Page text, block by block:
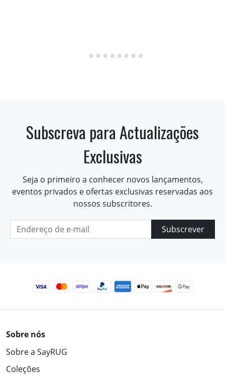
Subscreva para Actualizações
Exclusivas
Seja o primeiro a conhecer novos lançamentos,
eventos privados e ofertas exclusivas reservadas aos
nossos subscritores.
Subscrever
Sobre nós
Sobre a SayRUG
Coleções